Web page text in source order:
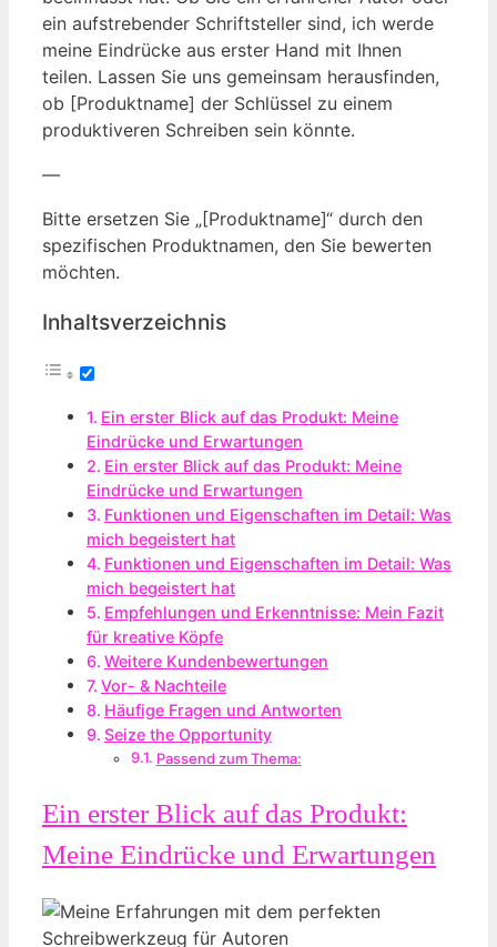
ein aufstrebender Schriftsteller sind, ich werde
meine Eindrücke aus erster Hand mit Ihnen
teilen. Lassen Sie uns gemeinsam herausfinden,
ob [Produktname] der Schlüssel zu einem
produktiveren Schreiben sein könnte.
—
Bitte ersetzen Sie „[Produktname]“ durch den
spezifischen Produktnamen, den Sie bewerten
möchten.
Inhaltsverzeichnis
Ein erster Blick auf das Produkt: Meine
Eindrücke und Erwartungen
Ein erster Blick auf das Produkt: Meine
Eindrücke und Erwartungen
Funktionen und Eigenschaften im Detail: Was
mich begeistert hat
Funktionen und Eigenschaften im Detail: Was
mich begeistert hat
Empfehlungen und Erkenntnisse: Mein Fazit
für kreative Köpfe
Weitere Kundenbewertungen
Vor- & Nachteile
Häufige Fragen und Antworten
Seize the Opportunity
Passend zum Thema:
Ein erster Blick auf das Produkt:
Meine Eindrücke und Erwartungen